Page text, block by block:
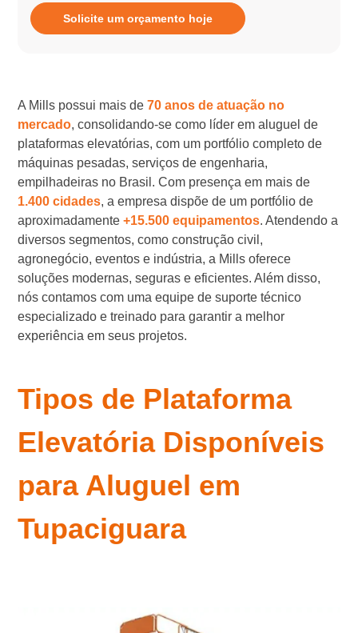
Solicite um orçamento hoje
A Mills possui mais de70 anos de atuação no
mercado, consolidando-se como líder em aluguel de
plataformas elevatórias, com um portfólio completo de
máquinas pesadas, serviços de engenharia,
empilhadeiras no Brasil. Com presença em mais de
1.400 cidades, a empresa dispõe de um portfólio de
aproximadamente+15.500 equipamentos. Atendendo a
diversos segmentos, como construção civil,
agronegócio, eventos e indústria, a Mills oferece
soluções modernas, seguras e eficientes. Além disso,
nós contamos com uma equipe de suporte técnico
especializado e treinado para garantir a melhor
experiência em seus projetos.
Tipos de Plataforma
Elevatória Disponíveis
para Aluguel em
Tupaciguara